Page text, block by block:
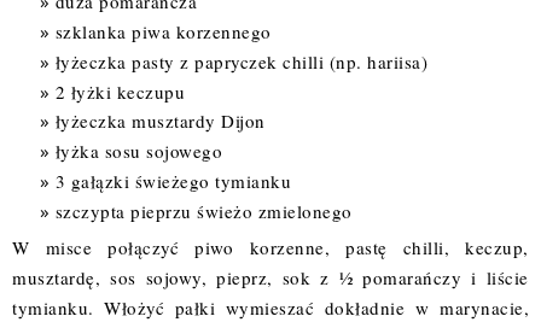
szklanka piwa korzennego
łyżeczka pasty z papryczek chilli (np. hariisa)
2 łyżki keczupu
łyżeczka musztardy Dijon
łyżka sosu sojowego
3 gałązki świeżego tymianku
szczypta pieprzu świeżo zmielonego
W misce połączyć piwo korzenne, pastę chilli, keczup,
musztardę, sos sojowy, pieprz, sok z ½ pomarańczy i liście
tymianku. Włożyć pałki wymieszać dokładnie w marynacie,